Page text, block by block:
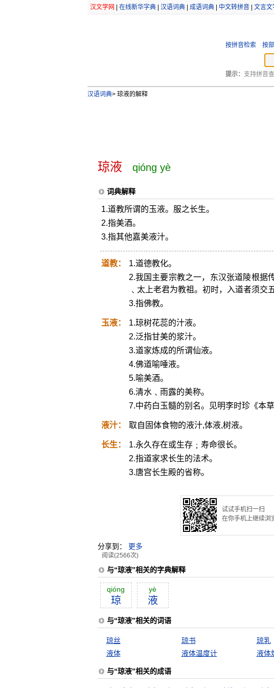
汉文学网 在线新华字典| 汉语词典| 成语词典| 中文转拼音| 文言文
按拼音检索 按
提示： 支持拼音
汉语词典>琼液的解释
琼液 qióng yè
词典解释
1.道教所谓的玉液。服之长生。
2.指美酒。
3.指其他嘉美液汁。
道教：
1.道德教化。
2.我国主要宗教之一，东汉张道陵根据
﹑太上老君为教祖。初时，入道者须交
3.指佛教。
玉液：
1.琼树花蕊的汁液。
2.泛指甘美的浆汁。
3.道家炼成的所谓仙液。
4.佛道喻唾液。
5.喻美酒。
6.清水﹑雨露的美称。
7.中药白玉髓的别名。见明李时珍《本
液汁： 取自固体食物的液汁,体液,树液。
长生：
1.永久存在或生存﹔寿命很长。
2.指道家求长生的法术。
3.唐宫长生殿的省称。
试试手机扫一扫
在你手机上继续浏
分享到： 更多
阅读(2566次)
与“琼液”相关的字典解释
qióng
琼
yè
液
与“琼液”相关的词语
琼丝 琼书 琼乳
液体
液体温度计 液体
与“琼液”相关的成语